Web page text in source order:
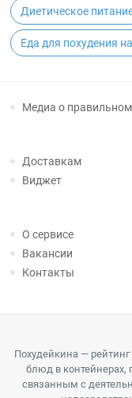
Диетическое
Еда для похудения
Медиа о
Доставкам
Виджет
О сервисе
Вакансии
Контакты
Похудейкина —
блюд в контейнерах,
связанным с